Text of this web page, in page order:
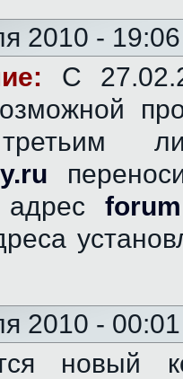
2010 - 19:06
C
адрес
2010 - 00:01
новый